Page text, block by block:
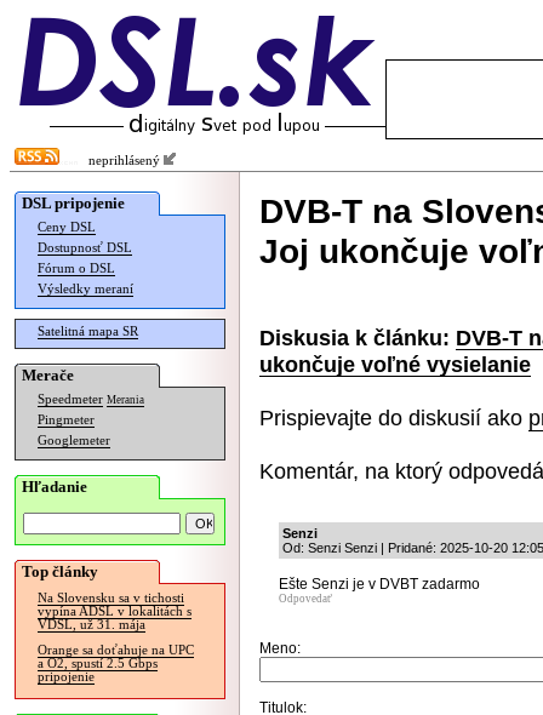
neprihlásený
DSL pripojenie
Ceny DSL
Dostupnosť DSL
Fórum o DSL
Výsledky meraní
Satelitná mapa SR
Merače
Speedmeter Merania
Pingmeter
Googlemeter
Hľadanie
Top články
Na Slovensku sa v tichosti
vypína ADSL v lokalitách s
VDSL, už 31. mája
Orange sa doťahuje na UPC
a O2, spustí 2.5 Gbps
pripojenie
DVB-T na
Joj ukončuje
Diskusia k článku: DVB-T
ukončuje voľné vysielanie
Prispievajte do diskusií ako
Komentár, na ktorý
Senzi
Od: Senzi Senzi | Pridané: 2025-10-20
Ešte Senzi je v DVBT zadarmo
Odpovedať
Meno:
Titulok: